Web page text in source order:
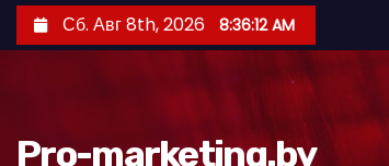
е
Сб. Авг 8th, 2026 8:36:13 AM
Pro-marketing.by